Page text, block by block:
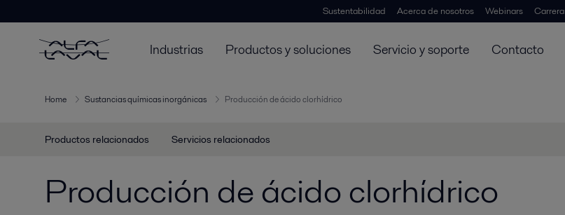
Sustentabilidad Acerca de nosotros Webinars Carrera
Industrias Productos y soluciones Servicio y soporte Contacto
Home Sustancias químicas inorgánicas Producción de ácido clorhídrico
Productos relacionados Servicios relacionados
Producción de ácido clorhídrico